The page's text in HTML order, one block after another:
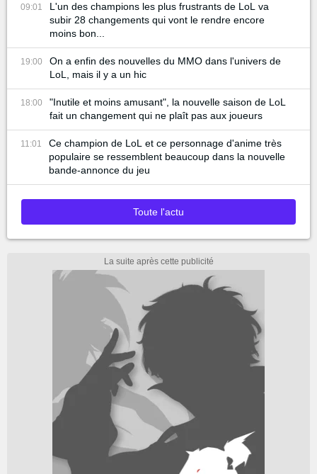
09:01
L'un des champions les plus frustrants de LoL va
subir 28 changements qui vont le rendre encore
moins bon...
19:00
On a enfin des nouvelles du MMO dans l'univers de
LoL, mais il y a un hic
18:00
"Inutile et moins amusant", la nouvelle saison de LoL
fait un changement qui ne plaît pas aux joueurs
11:01
Ce champion de LoL et ce personnage d'anime très
populaire se ressemblent beaucoup dans la nouvelle
bande-annonce du jeu
Toute l'actu